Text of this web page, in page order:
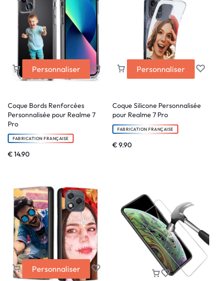
Personnaliser
Coque Bords Renforcées
Personnalisée pour Realme 7
Pro
FABRICATION FRANÇAISE
€14.90
Personnaliser
Coque Silicone Personnalisée
pour Realme 7 Pro
FABRICATION FRANÇAISE
€9.90
Personnaliser